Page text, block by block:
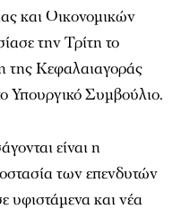
και Οικονομικών
την Τρίτη το
της Κεφαλαιαγοράς
Υπουργικό Συμβούλιο.
είναι η
των επενδυτών
υφιστάμενα και νέα